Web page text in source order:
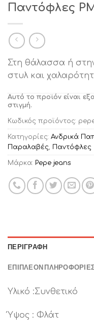
Παντόφλες
Στη θάλασσα ή
στυλ και
Αυτό το προϊόν είναι
στιγμή.
Κωδικός προϊόντος:
Κατηγορίες: Ανδρικά
Παραλαβές, Παντόφλες
Μάρκα: Pepe jeans
ΠΕΡΙΓΡΑΦΉ
ΕΠΙΠΛΈΟΝ
Υλικό :Συνθετικό
Ύψος : Φλάτ